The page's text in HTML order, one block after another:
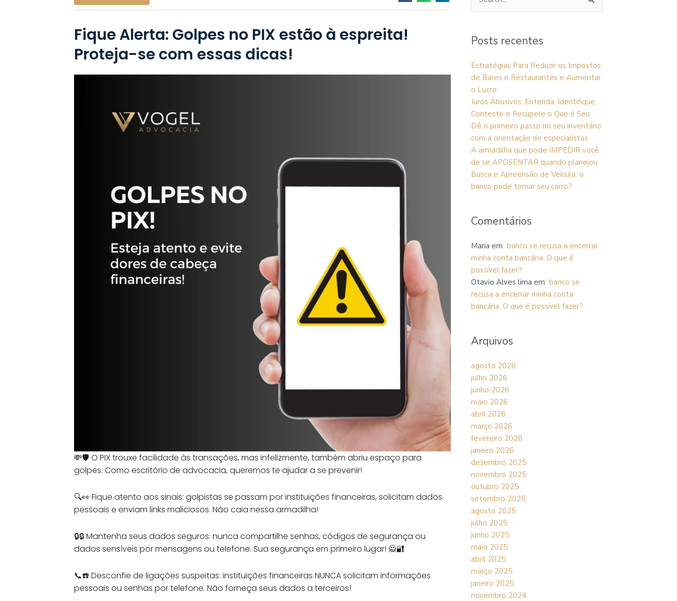
Fique Alerta: Golpes no PIX estão à espreita!
Proteja-se com essas dicas!
💸🛡️ O PIX trouxe facilidade às transações, mas infelizmente, também abriu espaço para
golpes. Como escritório de advocacia, queremos te ajudar a se prevenir!
🔍👀 Fique atento aos sinais: golpistas se passam por instituições financeiras, solicitam dados
pessoais e enviam links maliciosos. Não caia nessa armadilha!
🔒🔒 Mantenha seus dados seguros: nunca compartilhe senhas, códigos de segurança ou
dados sensíveis por mensagens ou telefone. Sua segurança em primeiro lugar! 🙅🔐
📞☎️ Desconfie de ligações suspeitas: instituições financeiras NUNCA solicitam informações
pessoais ou senhas por telefone. Não forneça seus dados a terceiros!
por:
Posts recentes
Estratégias Para Reduzir os Impostos
de Bares e Restaurantes e Aumentar
o Lucro
Juros Abusivos: Entenda, Identifique,
Conteste e Recupere o Que é Seu
Dê o primeiro passo no seu inventário
com a orientação de especialistas.
A armadilha que pode IMPEDIR você
de se APOSENTAR quando planejou
Busca e Apreensão de Veículo: o
banco pode tomar seu carro?
Comentários
Maria em banco se recusa a encerrar
minha conta bancária. O que é
possível fazer?
Otavio Alves lima em banco se
recusa a encerrar minha conta
bancária. O que é possível fazer?
Arquivos
agosto 2026
julho 2026
junho 2026
maio 2026
abril 2026
março 2026
fevereiro 2026
janeiro 2026
dezembro 2025
novembro 2025
outubro 2025
setembro 2025
agosto 2025
julho 2025
junho 2025
maio 2025
abril 2025
março 2025
janeiro 2025
novembro 2024